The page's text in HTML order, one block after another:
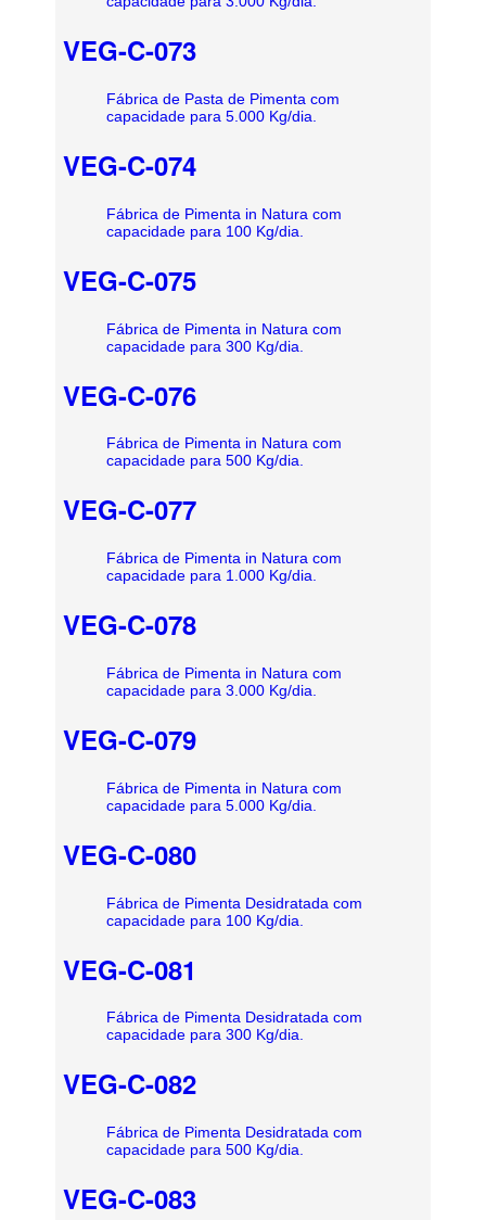
VEG-C-073
Fábrica de Pasta de Pimenta com
capacidade para 5.000 Kg/dia.
VEG-C-074
Fábrica de Pimenta in Natura com
capacidade para 100 Kg/dia.
VEG-C-075
Fábrica de Pimenta in Natura com
capacidade para 300 Kg/dia.
VEG-C-076
Fábrica de Pimenta in Natura com
capacidade para 500 Kg/dia.
VEG-C-077
Fábrica de Pimenta in Natura com
capacidade para 1.000 Kg/dia.
VEG-C-078
Fábrica de Pimenta in Natura com
capacidade para 3.000 Kg/dia.
VEG-C-079
Fábrica de Pimenta in Natura com
capacidade para 5.000 Kg/dia.
VEG-C-080
Fábrica de Pimenta Desidratada com
capacidade para 100 Kg/dia.
VEG-C-081
Fábrica de Pimenta Desidratada com
capacidade para 300 Kg/dia.
VEG-C-082
Fábrica de Pimenta Desidratada com
capacidade para 500 Kg/dia.
VEG-C-083